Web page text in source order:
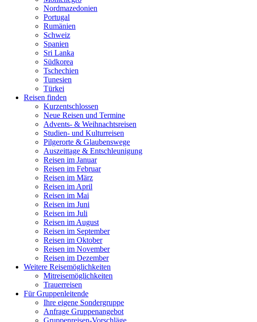
Nordmazedonien
Portugal
Rumänien
Schweiz
Spanien
Sri Lanka
Südkorea
Tschechien
Tunesien
Türkei
Reisen finden
Kurzentschlossen
Neue Reisen und Termine
Advents- & Weihnachtsreisen
Studien- und Kulturreisen
Pilgerorte & Glaubenswege
Auszeittage & Entschleunigung
Reisen im Januar
Reisen im Februar
Reisen im März
Reisen im April
Reisen im Mai
Reisen im Juni
Reisen im Juli
Reisen im August
Reisen im September
Reisen im Oktober
Reisen im November
Reisen im Dezember
Weitere Reisemöglichkeiten
Mitreisemöglichkeiten
Trauerreisen
Für Gruppenleitende
Ihre eigene Sondergruppe
Anfrage Gruppenangebot
Gruppenreisen-Vorschläge